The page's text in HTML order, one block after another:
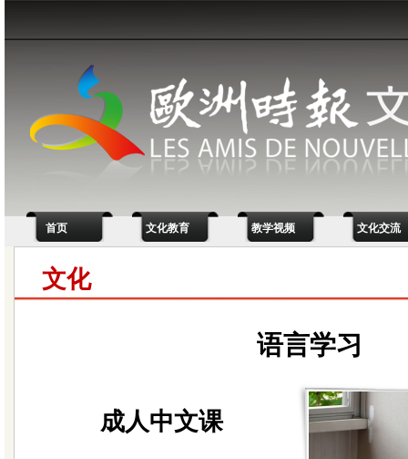
首页 文化教育 教学视频 文化交流
文化
语言学习
成人中文课